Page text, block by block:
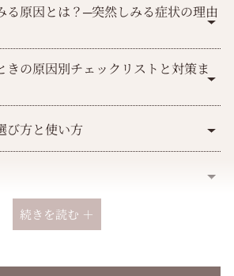
る原因とは？─突然しみる症状の理由
きの原因別チェックリストと対策ま
び方と使い方
続きを読む ＋